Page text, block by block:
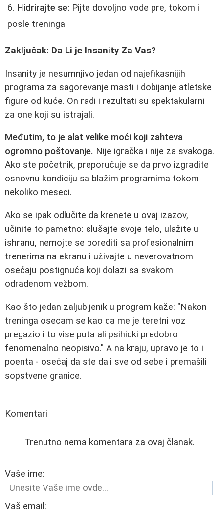
Hidrirajte se: Pijte dovoljno vode pre, tokom i
posle treninga.
Zaključak: Da Li je Insanity Za Vas?
Insanity je nesumnjivo jedan od najefikasnijih
programa za sagorevanje masti i dobijanje atletske
figure od kuće. On radi i rezultati su spektakularni
za one koji su istrajali.
Međutim, to je alat velike moći koji zahteva
ogromno poštovanje. Nije igračka i nije za svakoga.
Ako ste početnik, preporučuje se da prvo izgradite
osnovnu kondiciju sa blažim programima tokom
nekoliko meseci.
Ako se ipak odlučite da krenete u ovaj izazov,
učinite to pametno: slušajte svoje telo, ulažite u
ishranu, nemojte se porediti sa profesionalnim
trenerima na ekranu i uživajte u neverovatnom
osećaju postignuća koji dolazi sa svakom
odradenom vežbom.
Kao što jedan zaljubljenik u program kaže: "Nakon
treninga osecam se kao da me je teretni voz
pregazio i to vise puta ali psihicki predobro
fenomenalno neopisivo." A na kraju, upravo je to i
poenta - osećaj da ste dali sve od sebe i premašili
sopstvene granice.
Komentari
Trenutno nema komentara za ovaj članak.
Vaše ime:
Vaš email: